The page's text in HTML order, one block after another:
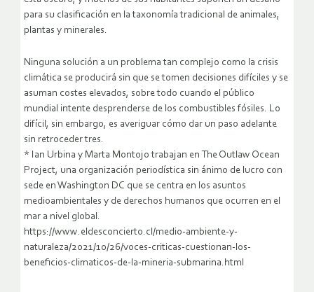
para su clasificación en la taxonomía tradicional de animales,
plantas y minerales.
Ninguna solución a un problema tan complejo como la crisis
climática se producirá sin que se tomen decisiones difíciles y se
asuman costes elevados, sobre todo cuando el público
mundial intente desprenderse de los combustibles fósiles. Lo
difícil, sin embargo, es averiguar cómo dar un paso adelante
sin retroceder tres.
* Ian Urbina y Marta Montojo trabajan en The Outlaw Ocean
Project, una organización periodística sin ánimo de lucro con
sede en Washington DC que se centra en los asuntos
medioambientales y de derechos humanos que ocurren en el
mar a nivel global.
https://www.eldesconcierto.cl/medio-ambiente-y-
naturaleza/2021/10/26/voces-criticas-cuestionan-los-
beneficios-climaticos-de-la-mineria-submarina.html